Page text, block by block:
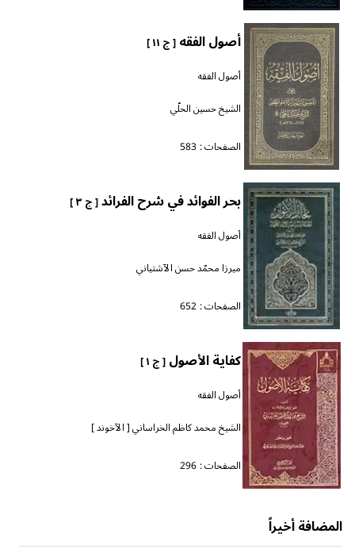
أصول الفقه[ ج ١١ ]
أصول الفقه
الشيخ حسين الحلّي
الصفحات : 583
بحر الفوائد في شرح الفرائد[ ج ٣ ]
أصول الفقه
ميرزا محمّد حسن الآشتياني
الصفحات : 652
كفاية الأصول[ ج ١ ]
أصول الفقه
الشيخ محمد كاظم الخراساني [ الآخوند ]
الصفحات : 296
المضافة أخيراً